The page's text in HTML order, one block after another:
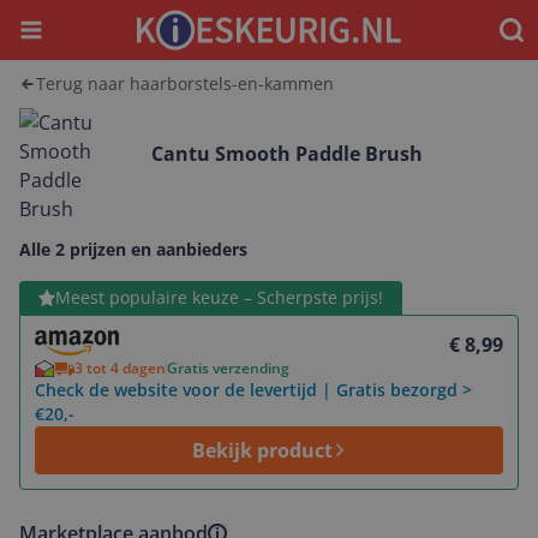
Menu
Terug naar haarborstels-en-kammen
Cantu Smooth Paddle Brush
Alle 2 prijzen en aanbieders
Meest populaire keuze – Scherpste prijs!
€ 8,99
3 tot 4 dagenGratis verzending
Check de website voor de levertijd | Gratis bezorgd >
€20,-
Bekijk product
Bekijk product